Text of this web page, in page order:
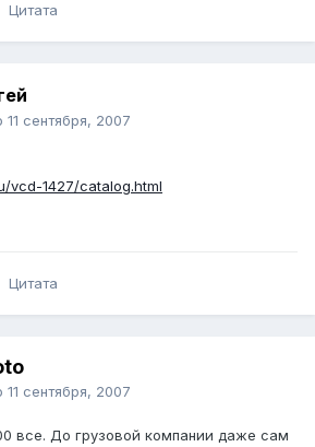
Цитата
11 сентября, 2007
vcd-1427/catalog.html
Цитата
11 сентября, 2007
все. До грузовой компании даже сам